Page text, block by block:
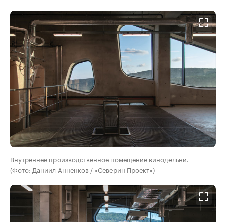
Внутреннее производственное помещение винодельни.
(Фото: Даниил Анненков / «Северин Проект»)